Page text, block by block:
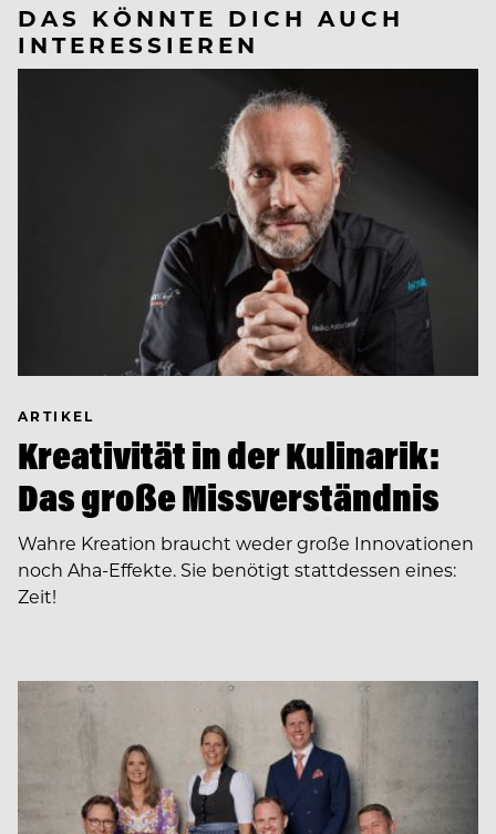
DAS KÖNNTE DICH AUCH
INTERESSIEREN
ARTIKEL
Kreativität in der Kulinarik:
Das große Missverständnis
Wahre Kreation braucht weder große Innovationen
noch Aha-Effekte. Sie benötigt stattdessen eines:
Zeit!